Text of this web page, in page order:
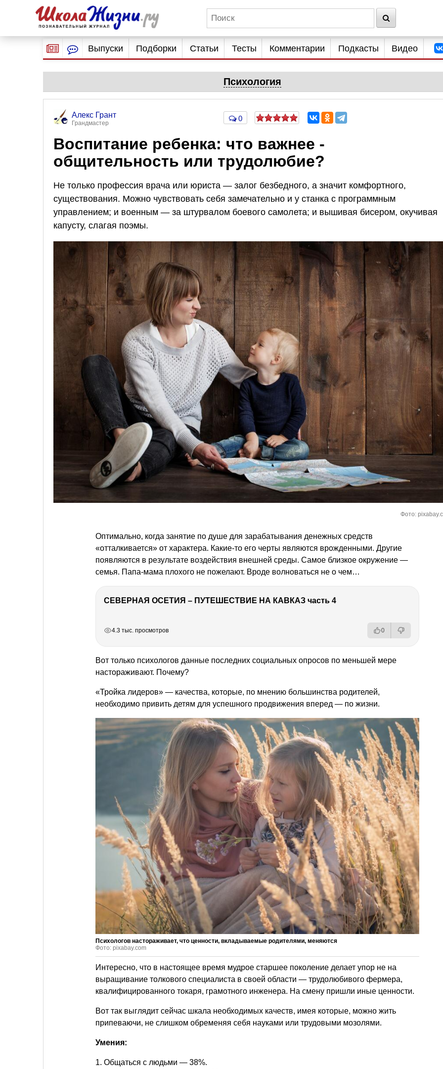
Выпуски Подборки Статьи Тесты Комментарии Подкасты Видео
Психология
Алекс Грант
Грандмастер
0
Воспитание ребенка: что важнее -
общительность или трудолюбие?
Не только профессия врача или юриста — залог безбедного, а значит комфортного,
существования. Можно чувствовать себя замечательно и у станка с программным
управлением; и военным — за штурвалом боевого самолета; и вышивая бисером, окучивая
капусту, слагая поэмы.
Фото:
Оптимально, когда занятие по душе для зарабатывания денежных средств
«отталкивается» от характера. Какие-то его черты являются врожденными. Другие
появляются в результате воздействия внешней среды. Самое близкое окружение —
семья. Папа-мама плохого не пожелают. Вроде волноваться не о чем…
СЕВЕРНАЯ ОСЕТИЯ – ПУТЕШЕСТВИЕ НА КАВКАЗ часть 4
4.3 тыс. просмотров 0
Вот только психологов данные последних социальных опросов по меньшей мере
настораживают. Почему?
«Тройка лидеров» — качества, которые, по мнению большинства родителей,
необходимо привить детям для успешного продвижения вперед — по жизни.
Психологов настораживает, что ценности, вкладываемые родителями, меняются
Фото: pixabay.com
Интересно, что в настоящее время мудрое старшее поколение делает упор не на
выращивание толкового специалиста в своей области — трудолюбивого фермера,
квалифицированного токаря, грамотного инженера. На смену пришли иные ценности.
Вот так выглядит сейчас шкала необходимых качеств, имея которые, можно жить
припеваючи, не слишком обременяя себя науками или трудовыми мозолями.
Умения:
1. Общаться с людьми — 38%.